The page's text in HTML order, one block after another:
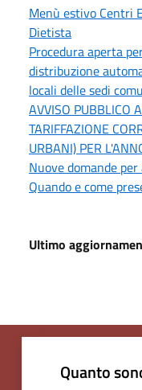
Menù estivo Centri
Dietista
Procedura aperta
distribuzione
locali delle sedi
AVVISO PUBBLICO
TARIFFAZIONE
URBANI) PER
Nuove domande
Quando e come
Ultimo
Quanto